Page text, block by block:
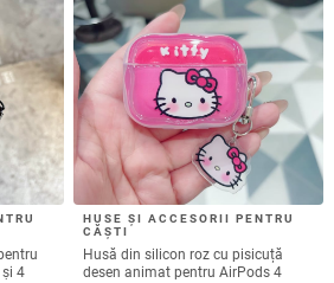
și 4
HUSE ȘI ACCESORII PENTRU
CĂȘTI
Husă din silicon roz cu pisicuță
desen animat pentru AirPods 4